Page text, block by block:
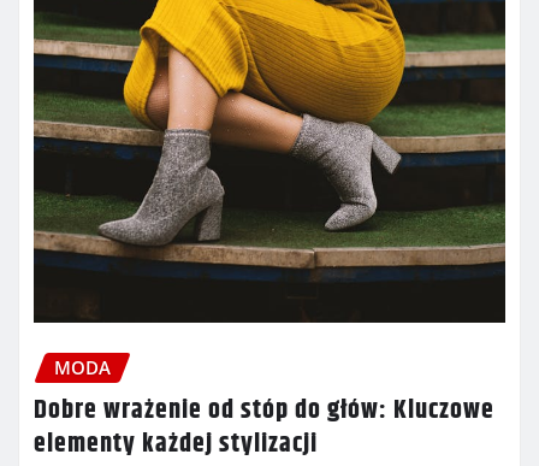
MODA
Dobre wrażenie od stóp do głów: Kluczowe
elementy każdej stylizacji